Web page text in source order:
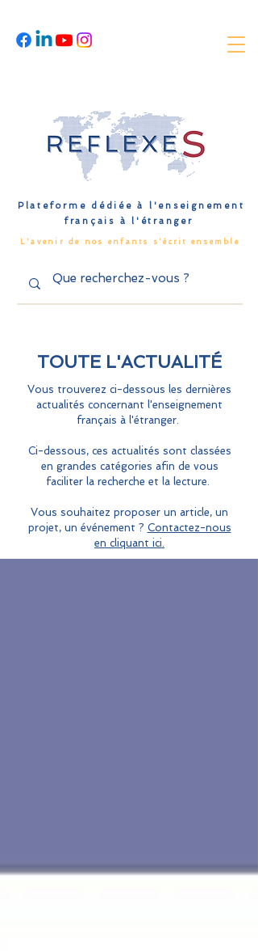
Plateforme dédiée à l'enseignement
français à l'étranger
L'avenir de nos enfants s'écrit ensemble
TOUTE L'ACTUALITÉ
Vous trouverez ci-dessous les dernières
actualités concernant l'enseignement
français à l'étranger.
Ci-dessous, ces actualités sont classées
en grandes catégories afin de vous
faciliter la recherche et la lecture.
Vous souhaitez proposer un article, un
projet, un événement ? Contactez-nous
en cliquant ici.